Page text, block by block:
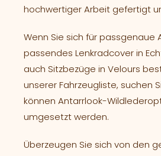
hochwertiger Arbeit gefertigt
Wenn Sie sich für passgenaue
passendes Lenkradcover in
auch Sitzbezüge in Velours
unserer Fahrzeugliste, suchen
können Antarrlook-
umgesetzt werden.
Überzeugen Sie sich von den